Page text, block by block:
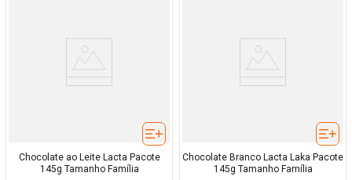
Chocolate ao Leite Lacta Pacote
145g Tamanho Família
Chocolate Branco Lacta Laka Pacote
145g Tamanho Família